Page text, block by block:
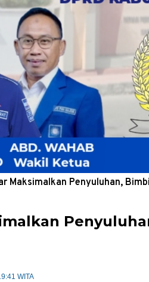
Maksimalkan Penyuluhan,
WITA